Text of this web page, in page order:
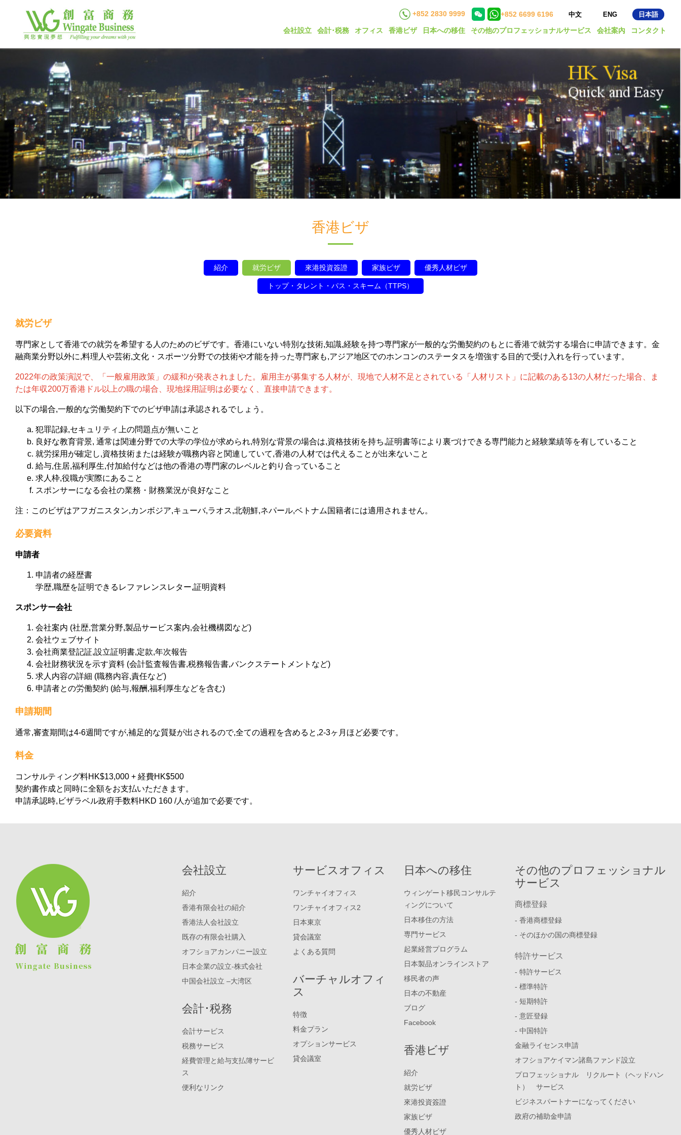
+852 2830 9999 +852 6699 6196 中文 ENG 日本語
会社設立 会計･税務 オフィス 香港ビザ 日本への移住 その他のプロフェッショナルサービス 会社案內 コンタクト
香港ビザ
紹介 就労ビザ 來港投資簽證 家族ビザ 優秀人材ビザ
トップ・タレント・パス・スキーム（TTPS）
就労ビザ
専門家として香港での就労を希望する人のためのビザです。香港にいない特別な技術,知識,経験を持つ専門家が一般的な労働契約のもとに香港で就労する場合に申請できます。金
融商業分野以外に,料理人や芸術,文化・スポーツ分野での技術や才能を持った専門家も,アジア地区でのホンコンのステータスを増強する目的で受け入れを行っています。
2022年の政策演説で、「一般雇用政策」の緩和が発表されました。雇用主が募集する人材が、現地で人材不足とされている「人材リスト」に記載のある13の人材だった場合、ま
たは年収200万香港ドル以上の職の場合、現地採用証明は必要なく、直接申請できます。
以下の場合,一般的な労働契約下でのビザ申請は承認されるでしょう。
犯罪記録,セキュリティ上の問題点が無いこと
良好な教育背景, 通常は関連分野での大学の学位が求められ,特別な背景の場合は,資格技術を持ち,証明書等により裏づけできる専門能力と経験業績等を有していること
就労採用が確定し,資格技術または経験が職務内容と関連していて,香港の人材では代えることが出来ないこと
給与,住居,福利厚生,付加給付などは他の香港の専門家のレベルと釣り合っていること
求人枠,役職が実際にあること
スポンサーになる会社の業務・財務業況が良好なこと
注：このビザはアフガニスタン,カンボジア,キューバ,ラオス,北朝鮮,ネパール,ベトナム国籍者には適用されません。
必要資料
申請者
申請者の経歴書
学歴,職歴を証明できるレファレンスレター,証明資料
スポンサー会社
会社案内 (社歴,営業分野,製品サービス案内,会社機構図など)
会社ウェブサイト
会社商業登記証,設立証明書,定款,年次報告
会社財務状況を示す資料 (会計監査報告書,税務報告書,バンクステートメントなど)
求人内容の詳細 (職務内容,責任など)
申請者との労働契約 (給与,報酬,福利厚生などを含む)
申請期間
通常,審査期間は4-6週間ですが,補足的な質疑が出されるので,全ての過程を含めると,2-3ヶ月ほど必要です。
料金
コンサルティング料HK$13,000 + 経費HK$500
契約書作成と同時に全額をお支払いただきます。
申請承認時,ビザラベル政府手数料HKD 160 /人が追加で必要です。
会社設立
紹介
香港有限会社の紹介
香港法人会社設立
既存の有限会社購入
オフショアカンパニー設立
日本企業の設立-株式会社
中国会社設立 –大湾区
会計･税務
会計サービス
税務サービス
経費管理と給与支払簿サービ
ス
便利なリンク
サービスオフィス
ワンチャイオフィス
ワンチャイオフィス2
日本東京
貸会議室
よくある質問
バーチャルオフィ
ス
特徴
料金プラン
オプションサービス
貸会議室
日本への移住
ウィンゲート移民コンサルテ
ィングについて
日本移住の方法
専門サービス
起業経営プログラム
日本製品オンラインストア
移民者の声
日本の不動産
ブログ
Facebook
香港ビザ
紹介
就労ビザ
來港投資簽證
家族ビザ
優秀人材ビザ
その他のプロフェッショナル
サービス
商標登録
- 香港商標登録
- そのほかの国の商標登録
特許サービス
- 特許サービス
- 標準特許
- 短期特許
- 意匠登録
- 中国特許
金融ライセンス申請
オフショアケイマン諸島ファンド設立
プロフェッショナル リクルート（ヘッドハン
ト） サービス
ビジネスパートナーになってください
政府の補助金申請